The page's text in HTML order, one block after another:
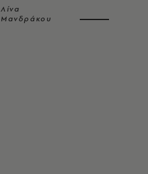
Λίνα
Μανδράκου